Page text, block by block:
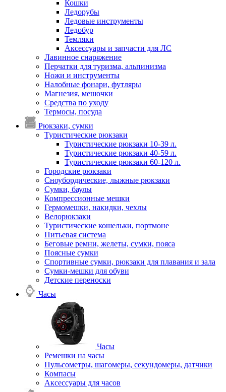
Кошки
Ледорубы
Ледовые инструменты
Ледобур
Темляки
Аксессуары и запчасти для ЛС
Лавинное снаряжение
Перчатки для туризма, альпинизма
Ножи и инструменты
Налобные фонари, футляры
Магнезия, мешочки
Средства по уходу
Термосы, посуда
Рюкзаки, сумки
Туристические рюкзаки
Туристические рюкзаки 10-39 л.
Туристические рюкзаки 40-59 л.
Туристические рюкзаки 60-120 л.
Городские рюкзаки
Сноубордические, лыжные рюкзаки
Сумки, баулы
Компрессионные мешки
Гермомешки, накидки, чехлы
Велорюкзаки
Туристические кошельки, портмоне
Питьевая система
Беговые ремни, желеты, сумки, пояса
Поясные сумки
Спортивные сумки, рюкзаки для плавания и зала
Сумки-мешки для обуви
Детские переноски
Часы
Часы
Ремешки на часы
Пульсометры, шагомеры, секундомеры, датчики
Компасы
Аксессуары для часов